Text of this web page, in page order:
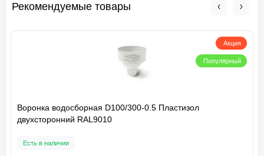
Рекомендуемые товары
Акция
Популярный
Воронка водосборная D100/300-0.5 Пластизол
двухсторонний RAL9010
Есть в наличии